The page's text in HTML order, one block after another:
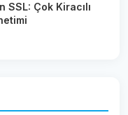
SSL: Çok Kiracılı